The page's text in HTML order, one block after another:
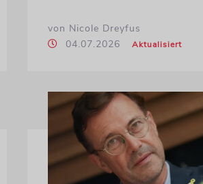
von Nicole Dreyfus
04.07.2026
Aktualisiert